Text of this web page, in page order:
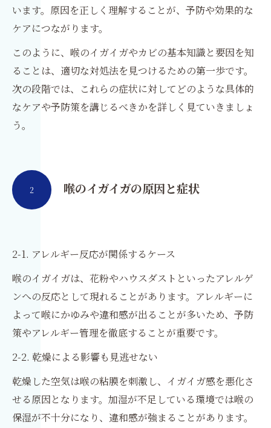
います。原因を正しく理解することが、予防や効果的な
ケアにつながります。
このように、喉のイガイガやカビの基本知識と要因を知
ることは、適切な対処法を見つけるための第一歩です。
次の段階では、これらの症状に対してどのような具体的
なケアや予防策を講じるべきかを詳しく見ていきましょ
う。
喉のイガイガの原因と症状
2
2-1. アレルギー反応が関係するケース
喉のイガイガは、花粉やハウスダストといったアレルゲ
ンへの反応として現れることがあります。アレルギーに
よって喉にかゆみや違和感が出ることが多いため、予防
策やアレルギー管理を徹底することが重要です。
2-2. 乾燥による影響も見逃せない
乾燥した空気は喉の粘膜を刺激し、イガイガ感を悪化さ
せる原因となります。加湿が不足している環境では喉の
保湿が不十分になり、違和感が強まることがあります。